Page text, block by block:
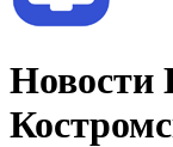
Новости